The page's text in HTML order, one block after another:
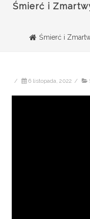
Śmierć i
Śmierć i
/ 6 listopada, 2022 /